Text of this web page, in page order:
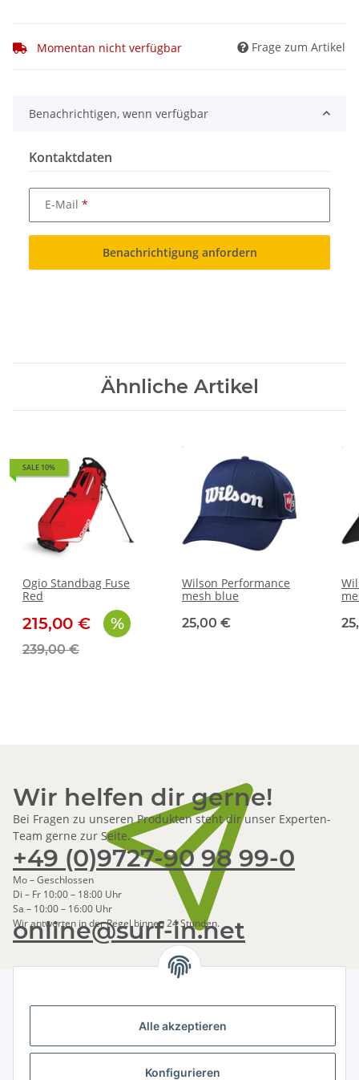
Alle akzeptieren
Konfigurieren
Momentan nicht verfügbar Frage zum Artikel
Benachrichtigen, wenn verfügbar
Kontaktdaten
E-Mail
Benachrichtigung anfordern
Ähnliche Artikel
SALE 10%
Ogio Standbag Fuse
Red
215,00 €
239,00 €
Wilson Performance
mesh blue
25,00 €
Wir helfen dir gerne!
Bei Fragen zu unseren Produkten steht dir unser Experten-
Team gerne zur Seite.
+49 (0)9727-90 98 99-0
Mo – Geschlossen
Di – Fr 10:00 – 18:00 Uhr
Sa – 10:00 – 16:00 Uhr
online@surf-in.net
Wir antworten in der Regel binnen 24 Stunden.
Newsletter Abonnieren